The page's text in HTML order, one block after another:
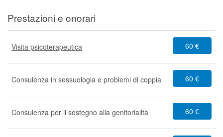
Prestazioni e onorari
Visita psicoterapeutica 60 €
Consulenza in sessuologia e problemi di coppia 60 €
Consulenza per il sostegno alla genitorialità 60 €